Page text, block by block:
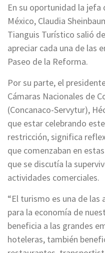
En su oportunidad la jefa
México, Claudia
Tianguis Turístico salió
apreciar cada una de las
Paseo de la Reforma.
Por su parte, el
Cámaras Nacionales de
(Concanaco-Servytur),
que estar celebrando
restricción, significa
que comenzaban en
que se discutía la
actividades comerciales.
“El turismo es una de
para la economía de
beneficia a las grandes
hoteleras, también